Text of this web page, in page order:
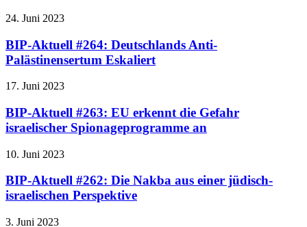
24. Juni 2023
BIP-Aktuell #264: Deutschlands Anti-
Palästinensertum Eskaliert
17. Juni 2023
BIP-Aktuell #263: EU erkennt die Gefahr
israelischer Spionageprogramme an
10. Juni 2023
BIP-Aktuell #262: Die Nakba aus einer jüdisch-
israelischen Perspektive
3. Juni 2023